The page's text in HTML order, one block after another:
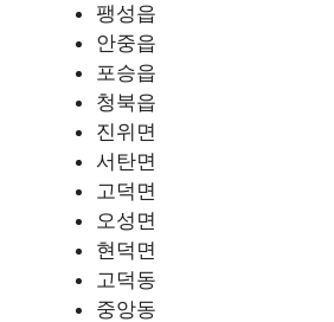
팽성읍
안중읍
포승읍
청북읍
진위면
서탄면
고덕면
오성면
현덕면
고덕동
중앙동